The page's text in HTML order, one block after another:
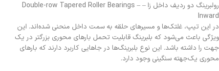
رولبرینگ دو ردیف داخل زا – Double-row Tapered Roller Bearings –
Inward
در این تیپ، غلتک‌ها و مسیرهای حلقه به سمت داخل منحنی شده‌اند. این
ویژگی باعث می‌شود که بلبرینگ قابلیت تحمل بارهای محوری بزرگتر در یک
جهت را داشته باشد. این نوع بلبرینگ‌ها در جاهایی کاربرد دارند که بارهای
محوری یک‌جهته سنگینی وجود دارد.